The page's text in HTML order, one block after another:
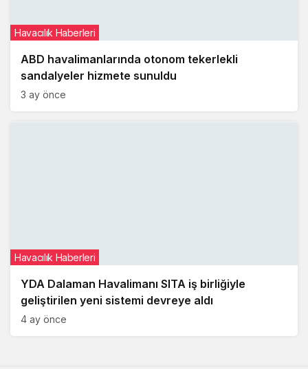
ABD havalimanlarında otonom tekerlekli
sandalyeler hizmete sunuldu
Havacılık Haberleri
3 ay önce
YDA Dalaman Havalimanı SITA iş birliğiyle
geliştirilen yeni sistemi devreye aldı
Havacılık Haberleri
4 ay önce